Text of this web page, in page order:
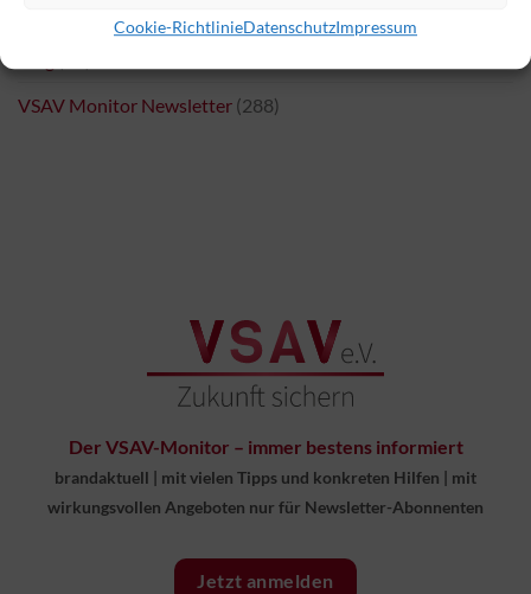
Cookie-RichtlinieDatenschutzImpressum
VSAV Monitor Newsletter (288)
Der VSAV-Monitor – immer bestens informiert
brandaktuell | mit vielen Tipps und konkreten Hilfen | mit
wirkungsvollen Angeboten nur für Newsletter-Abonnenten
Jetzt anmelden